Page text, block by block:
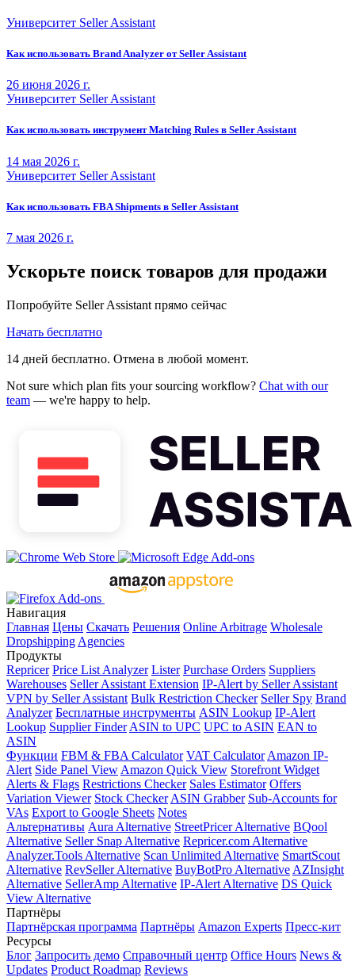
Университет Seller Assistant
Как использовать Brand Analyzer от Seller Assistant
26 июня 2026 г.
Университет Seller Assistant
Как использовать инструмент Matching Rules в Seller Assistant
14 мая 2026 г.
Университет Seller Assistant
Как использовать FBA Shipments в Seller Assistant
7 мая 2026 г.
Ускорьте поиск товаров для продажи
Попробуйте Seller Assistant прямо сейчас
Начать бесплатно
14 дней бесплатно. Отмена в любой момент.
Not sure which plan fits your sourcing workflow? Chat with our
team — we're happy to help.
Навигация
Главная Цены Скачать Решения Online Arbitrage Wholesale
Dropshipping Agencies
Продукты
Repricer Price List Analyzer Lister Purchase Orders Suppliers
Warehouses Seller Assistant Extension IP-Alert by Seller Assistant
VPN by Seller Assistant Bulk Restriction Checker Seller Spy Brand
Analyzer Бесплатные инструменты ASIN Lookup IP-Alert
Lookup Supplier Finder ASIN to UPC UPC to ASIN EAN to
ASIN
Функции FBM & FBA Calculator VAT Calculator Amazon IP-
Alert Side Panel View Amazon Quick View Storefront Widget
Alerts & Flags Restrictions Checker Sales Estimator Offers
Variation Viewer Stock Checker ASIN Grabber Sub-Accounts for
VAs Export to Google Sheets Notes
Альтернативы Aura Alternative StreetPricer Alternative BQool
Alternative Seller Snap Alternative Repricer.com Alternative
Analyzer.Tools Alternative Scan Unlimited Alternative SmartScout
Alternative RevSeller Alternative BuyBotPro Alternative AZInsight
Alternative SellerAmp Alternative IP-Alert Alternative DS Quick
View Alternative
Партнёры
Партнёрская программа Партнёры Amazon Experts Пресс-кит
Ресурсы
Блог Запросить демо Справочный центр Office Hours News &
Updates Product Roadmap Reviews